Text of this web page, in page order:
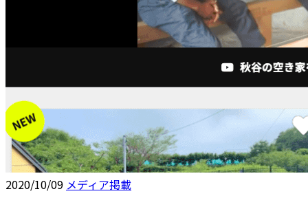
2020/10/09 メディア掲載